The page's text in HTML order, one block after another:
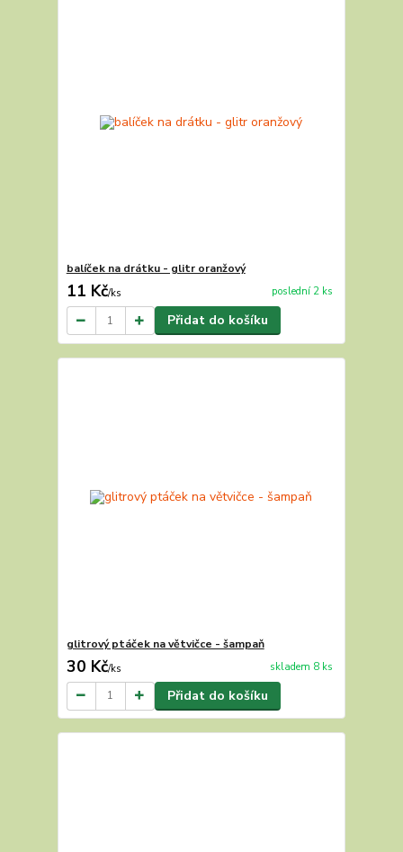
balíček na drátku - glitr oranžový
11 Kč/ks poslední 2 ks
Přidat do košíku
glitrový ptáček na větvičce - šampaň
30 Kč/ks skladem 8 ks
Přidat do košíku